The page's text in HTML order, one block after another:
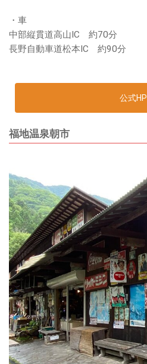
・車
中部縦貫道高山IC 約70分
長野自動車道松本IC 約90分
公式HP
福地温泉朝市